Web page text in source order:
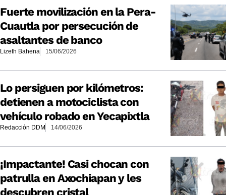
Fuerte movilización en la Pera-
Cuautla por persecución de
asaltantes de banco
Lizeth Bahena 15/06/2026
Lo persiguen por kilómetros:
detienen a motociclista con
vehículo robado en Yecapixtla
Redacción DDM 14/06/2026
¡Impactante! Casi chocan con
patrulla en Axochiapan y les
descubren cristal